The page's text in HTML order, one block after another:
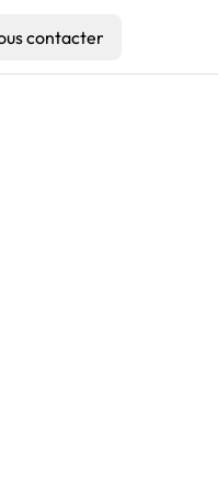
contacter